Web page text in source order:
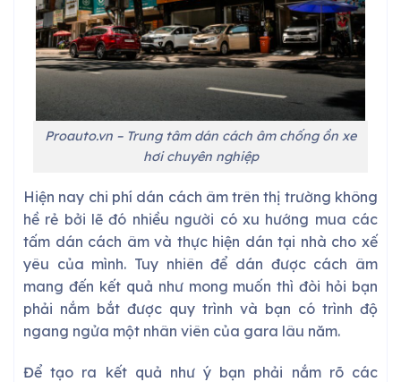
Proauto.vn – Trung tâm dán cách âm chống ồn xe
hơi chuyên nghiệp
Hiện nay chi phí dán cách âm trên thị trường không
hề rẻ bởi lẽ đó nhiều người có xu hướng mua các
tấm dán cách âm và thực hiện dán tại nhà cho xế
yêu của mình. Tuy nhiên để dán được cách âm
mang đến kết quả như mong muốn thì đòi hỏi bạn
phải nắm bắt được quy trình và bạn có trình độ
ngang ngửa một nhân viên của gara lâu năm.
Để tạo ra kết quả như ý bạn phải nắm rõ các